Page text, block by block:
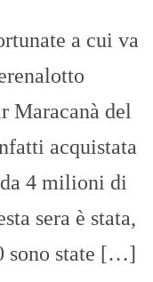
a cui va
Maracanà del
acquistata
4 milioni di
sera è stata,
sono state […]